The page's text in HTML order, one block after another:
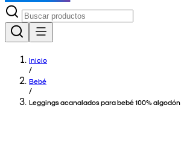
Inicio
/
Bebé
/
Leggings acanalados para bebé 100% algodón